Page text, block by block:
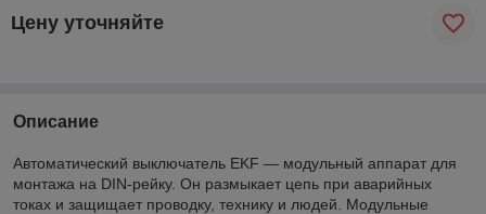
Цену уточняйте
Описание
Автоматический выключатель EKF — модульный аппарат для
монтажа на DIN-рейку. Он размыкает цепь при аварийных
токах и защищает проводку, технику и людей. Модульные